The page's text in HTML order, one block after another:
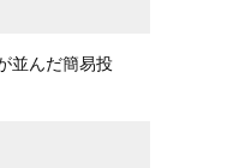
並んだ簡易投